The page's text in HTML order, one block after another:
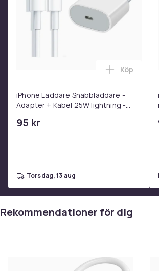
fjärilar söt djur illustration natt konst skal har en lätt
färgkombination som är både lyxig och
-Trådlös laddning fungerar med våra
och du har även rymliga
mobilskalet
-Perfekt passform för Huawei P20 Pro
på telefonen på några sekunder
Mobilskal
Produktsäkerhetsinformation
iPhone Laddare Snabbladdare -
Adapter + Kabel 25W lightning -
95 kr
Lägg till
Köp
torsdag, 13 aug
Rekommendationer för dig